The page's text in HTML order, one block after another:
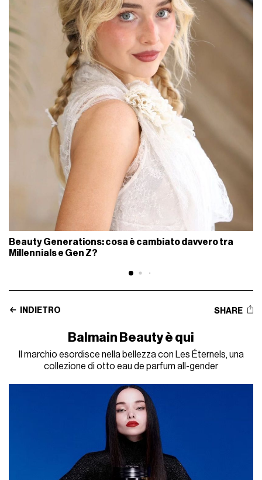
Beauty Generations: cosa è cambiato davvero tra
Millennials e Gen Z?
INDIETRO SHARE
Balmain Beauty è qui
Il marchio esordisce nella bellezza con Les Éternels, una
collezione di otto eau de parfum all-gender